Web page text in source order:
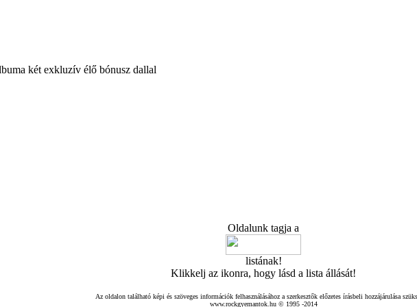
két exkluzív élő bónusz dallal
Oldalunk tagja a
listának!
Klikkelj az ikonra, hogy lásd a lista állását!
Az oldalon található képi és szöveges információk felhasználásához a szerkesztők előzetes írásbeli hozzájárulása
www.rockgyemantok.hu © 1995 -2014